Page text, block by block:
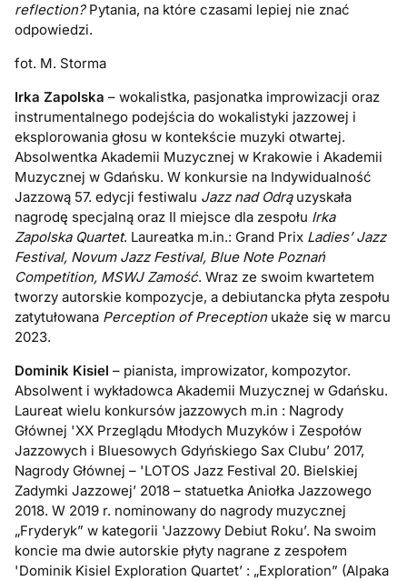
reflection? Pytania, na które czasami lepiej nie znać
odpowiedzi.
fot. M. Storma
Irka Zapolska– wokalistka, pasjonatka improwizacji oraz
instrumentalnego podejścia do wokalistyki jazzowej i
eksplorowania głosu w kontekście muzyki otwartej.
Absolwentka Akademii Muzycznej w Krakowie i Akademii
Muzycznej w Gdańsku. W konkursie na Indywidualność
Jazzową 57. edycji festiwalu Jazz nad Odrą uzyskała
nagrodę specjalną oraz II miejsce dla zespołu Irka
Zapolska Quartet. Laureatka m.in.: Grand Prix Ladies’ Jazz
Festival, Novum Jazz Festival, Blue Note Poznań
Competition, MSWJ Zamość. Wraz ze swoim kwartetem
tworzy autorskie kompozycje, a debiutancka płyta zespołu
zatytułowana Perception of Preception ukaże się w marcu
2023.
Dominik Kisiel– pianista, improwizator, kompozytor.
Absolwent i wykładowca Akademii Muzycznej w Gdańsku.
Laureat wielu konkursów jazzowych m.in : Nagrody
Głównej 'XX Przeglądu Młodych Muzyków i Zespołów
Jazzowych i Bluesowych Gdyńskiego Sax Clubu’ 2017,
Nagrody Głównej – 'LOTOS Jazz Festival 20. Bielskiej
Zadymki Jazzowej’ 2018 – statuetka Aniołka Jazzowego
2018. W 2019 r. nominowany do nagrody muzycznej
„Fryderyk” w kategorii 'Jazzowy Debiut Roku’. Na swoim
koncie ma dwie autorskie płyty nagrane z zespołem
'Dominik Kisiel Exploration Quartet’ : „Exploration” (Alpaka